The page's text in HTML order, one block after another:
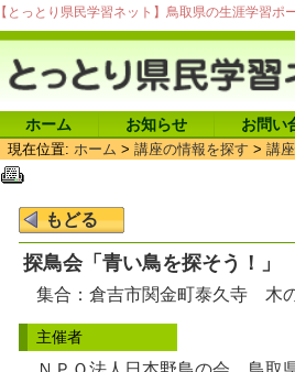
【とっとり県民学習ネット】鳥取県の生涯学習ポ
ホーム お知らせ お問い
現在位置: ホーム > 講座の情報を探す > 講
探鳥会「青い鳥を探そう！」
集合：倉吉市関金町泰久寺 木
主催者